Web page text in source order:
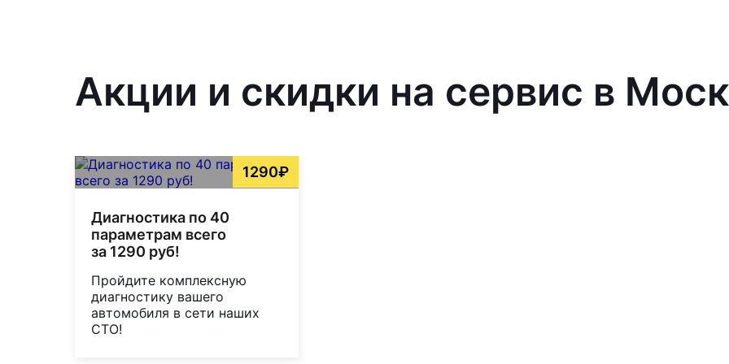
Акции и скидки на сервис в
1290₽
Диагностика по 40
параметрам всего
за 1290 руб!
Пройдите комплексную
диагностику вашего
автомобиля в сети наших
СТО!